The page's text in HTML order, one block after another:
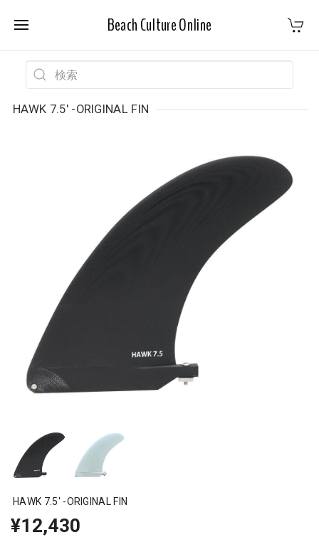
Beach Culture Online
HAWK 7.5' -ORIGINAL FIN
HAWK 7.5' -ORIGINAL FIN
¥12,430